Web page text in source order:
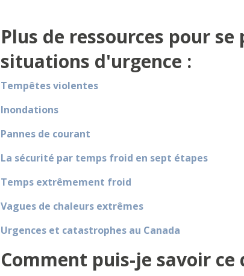
Plus de ressources pour
situations d'urgence :
Tempêtes violentes
Inondations
Pannes de courant
La sécurité par temps froid en sept étapes
Temps extrêmement froid
Vagues de chaleurs extrêmes
Urgences et catastrophes au Canada
Comment puis-je savoir ce